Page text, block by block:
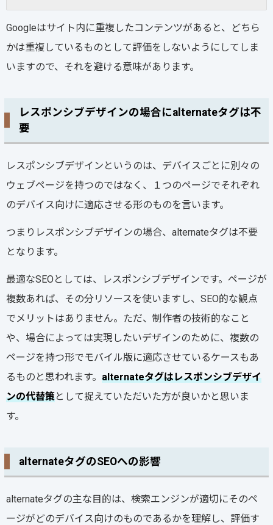
Googleはサイト内に重複したコンテンツがあると、どちら
かは重複しているものとして評価をしないようにしてしま
いますので、それを避ける意味があります。
レスポンシブデザインの場合にalternateタグは不
要
レスポンシブデザインというのは、デバイスごとに別々の
ウェブページを持つのではなく、１つのページでそれぞれ
のデバイス向けに適応させる形のものを言います。
つまりレスポンシブデザインの場合、alternateタグは不要
となります。
最適なSEOとしては、レスポンシブデザインです。ページが
複数あれば、その分リソースを使いますし、SEO的な観点
でメリットはありません。ただ、制作者の技術的なこと
や、場合によっては実現したいデザインのために、複数の
ページを持つ形でモバイル版に適応させているケースもあ
るものと思われます。 alternateタグはレスポンシブデザイ
ンの代替策として捉えていただいた方が良いかと思いま
す。
alternateタグのSEOへの影響
alternateタグの主な目的は、検索エンジンが適切にそのペ
ージがどのデバイス向けのものであるかを理解し、評価す